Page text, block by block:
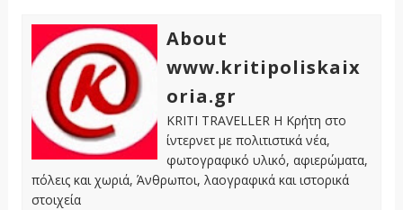
About
www.kritipoliskaix
oria.gr
KRITI TRAVELLER Η Κρήτη στο
ίντερνετ με πολιτιστικά νέα,
φωτογραφικό υλικό, αφιερώματα,
πόλεις και χωριά, Άνθρωποι, λαογραφικά και ιστορικά
στοιχεία